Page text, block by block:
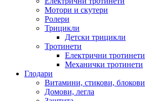
Мотори и скутери
Ролери
Трицикли
Детски трицикли
Тротинети
Електрични тротинети
Механички тротинети
Глодари
Витамини, стикови, блокови
Домови, легла